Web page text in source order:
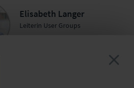
Elisabeth Langer
Leiterin User Groups